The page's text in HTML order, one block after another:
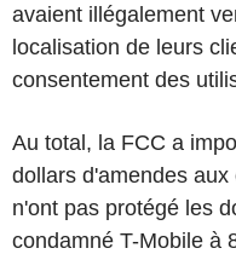
avaient illégalement
localisation de leurs
consentement des
Au total, la FCC a
dollars d'amendes
n'ont pas protégé les
condamné T-Mobile à